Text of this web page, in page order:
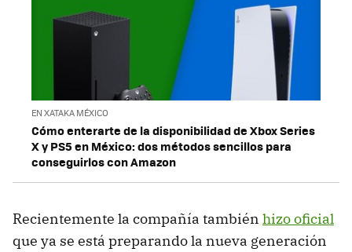
EN XATAKA MÉXICO
Cómo enterarte de la disponibilidad de Xbox Series
X y PS5 en México: dos métodos sencillos para
conseguirlos con Amazon
Recientemente la compañía también hizo oficial
que ya se está preparando la nueva generación